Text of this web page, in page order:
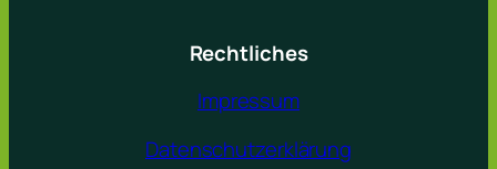
Rechtliches
Impressum
Datenschutzerklärung